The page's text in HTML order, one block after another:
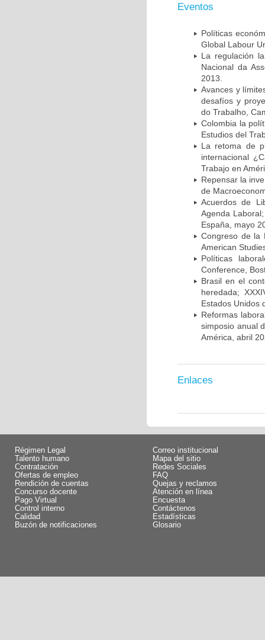
Eventos
Políticas
Global Labour
La regulación
Nacional da
2013.
Avances y
desafíos y
do Trabalho,
Colombia la
Estudios del
La retoma de
internacional
Trabajo en
Repensar la
de
Acuerdos de
Agenda
España, mayo
Congreso de la
American
Políticas
Conference,
Brasil en el
heredada;
Estados Unidos
Reformas
simposio anual
América, abril
Enlaces
Régimen Legal
Talento humano
Contratación
Ofertas de empleo
Rendición de cuentas
Concurso docente
Pago Virtual
Control interno
Calidad
Buzón de notificaciones
Correo institucional
Mapa del sitio
Redes Sociales
FAQ
Quejas y reclamos
Atención en línea
Encuesta
Contáctenos
Estadísticas
Glosario